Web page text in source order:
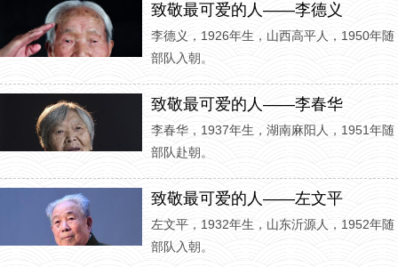
致敬最可爱的人——李德义
李德义，1926年生，山西高平人，1950年随
部队入朝。
致敬最可爱的人——李春华
李春华，1937年生，湖南麻阳人，1951年随
部队赴朝。
致敬最可爱的人——左文平
左文平，1932年生，山东沂源人，1952年随
部队入朝。